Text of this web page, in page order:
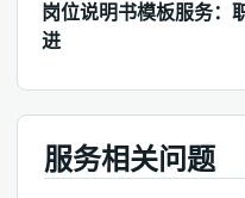
岗位说明书模板服务：
进
服务相关问题